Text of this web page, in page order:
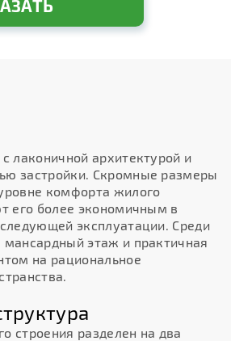
лаконичной архитектурой и
застройки. Скромные размеры
комфорта жилого
его более экономичным в
эксплуатации. Среди
мансардный этаж и практичная
на рациональное
строения разделен на два